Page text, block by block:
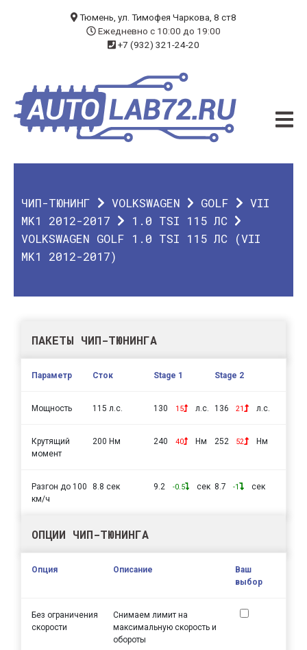
ЧИП-ТЮНИНГ
ДИАГНОСТИКА
О КОМПАНИИ
КОНТАКТЫ
Тюмень, ул. Тимофея Чаркова, 8 ст8
Ежедневно с 10:00 до 19:00
+7 (932) 321-24-20
ЧИП-ТЮНИНГ VOLKSWAGEN GOLF
VII
MK1 2012-2017
1.0 TSI 115 ЛС
VOLKSWAGEN GOLF 1.0 TSI 115 ЛС (VII
MK1 2012-2017)
ПАКЕТЫ ЧИП-ТЮНИНГА
Параметр Сток Stage 1 Stage 2
Мощность 115 л.с. 130 15 л.с. 136 21 л.с.
Крутящий
момент
200 Нм 240 40 Нм 252 52 Нм
Разгон до 100
км/ч
8.8 сек 9.2 -0.5 сек 8.7 -1 сек
ОПЦИИ ЧИП-ТЮНИНГА
Опция Описание
Ваш
выбор
Без ограничения
скорости
Снимаем лимит на
максимальную скорость и
обороты